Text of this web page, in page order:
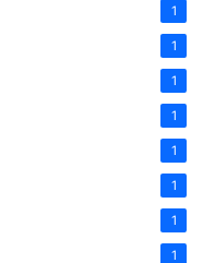
1
1
1
1
1
1
1
1